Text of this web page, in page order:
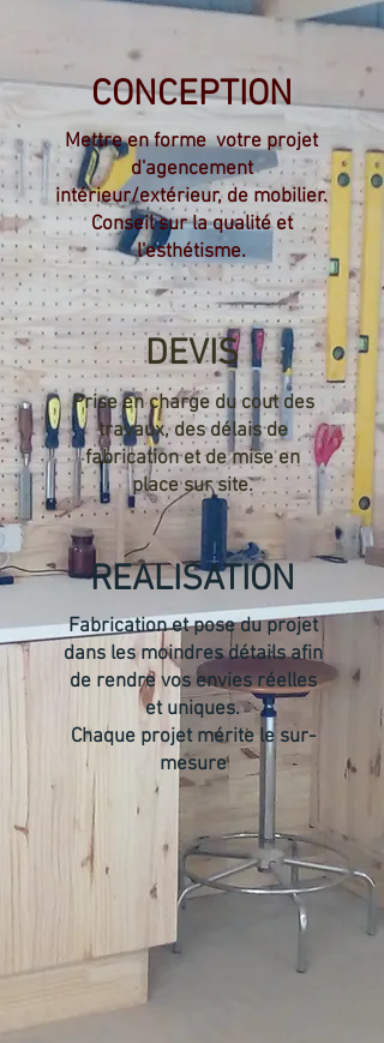
CONCEPTION
DEVIS
REALISATION
Mettre en forme votre projet
d'agencement
intérieur/extérieur, de mobilier.
Conseil sur la qualité et
l'esthétisme.
Prise en charge du cout des
travaux, des délais de
fabrication et de mise en
place sur site.
Fabrication et pose du projet
dans les moindres détails afin
de rendre vos envies réelles
et uniques.
Chaque projet mérite le sur-
mesure